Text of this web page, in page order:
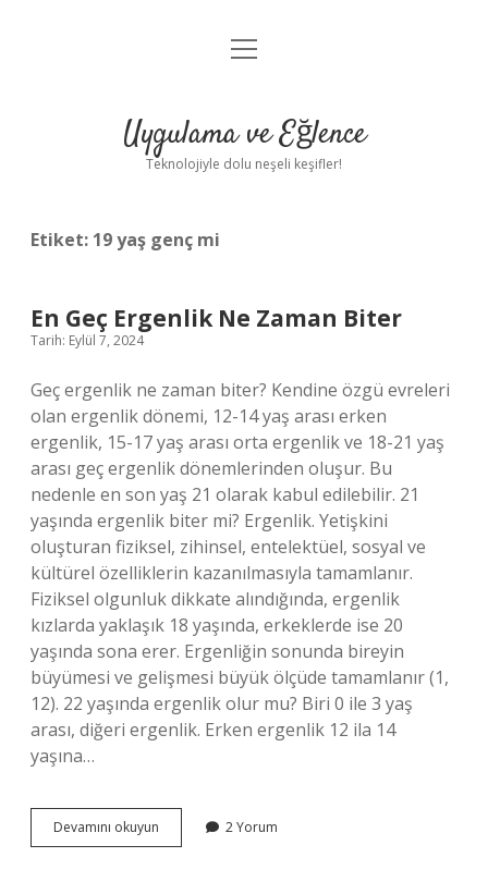
Anasayfa
Yasal Uyarı
menüyü
Uygulama ve Eğlence
Teknolojiyle dolu neşeli keşifler!
Etiket: 19 yaş genç mi
En Geç Ergenlik Ne Zaman Biter
Tarih: Eylül 7, 2024
Geç ergenlik ne zaman biter? Kendine özgü evreleri
olan ergenlik dönemi, 12-14 yaş arası erken
ergenlik, 15-17 yaş arası orta ergenlik ve 18-21 yaş
arası geç ergenlik dönemlerinden oluşur. Bu
nedenle en son yaş 21 olarak kabul edilebilir. 21
yaşında ergenlik biter mi? Ergenlik. Yetişkini
oluşturan fiziksel, zihinsel, entelektüel, sosyal ve
kültürel özelliklerin kazanılmasıyla tamamlanır.
Fiziksel olgunluk dikkate alındığında, ergenlik
kızlarda yaklaşık 18 yaşında, erkeklerde ise 20
yaşında sona erer. Ergenliğin sonunda bireyin
büyümesi ve gelişmesi büyük ölçüde tamamlanır (1,
12). 22 yaşında ergenlik olur mu? Biri 0 ile 3 yaş
arası, diğeri ergenlik. Erken ergenlik 12 ila 14
yaşına…
Devamını okuyun
Geç
2 Yorum